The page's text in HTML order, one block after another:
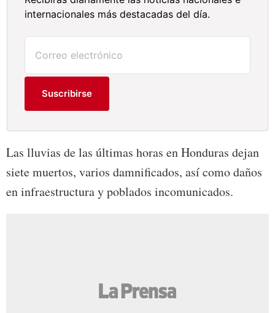
internacionales más destacadas del día.
Suscribirse
Las lluvias de las últimas horas en Honduras dejan
siete muertos, varios damnificados, así como daños
en infraestructura y poblados incomunicados.